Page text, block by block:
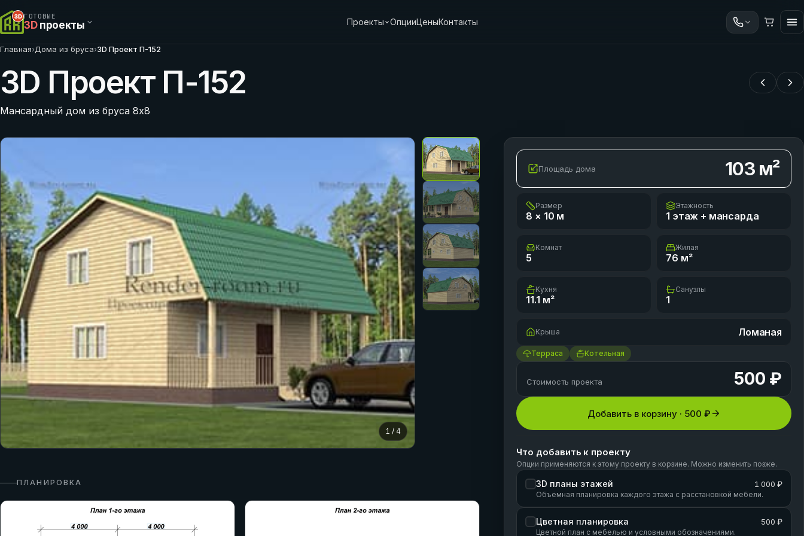
ГОТОВЫЕ
3Dпроекты Проекты ОпцииЦеныКонтакты
Главная›Дома из бруса›3D Проект П-152
3D Проект П-152
Мансардный дом из бруса 8х8
1 /4
ПЛАНИРОВКА
Площадь дома 103м²
Размер
8 × 10 м
Этажность
1 этаж + мансарда
Комнат
5
Жилая
76 м²
Кухня
11.1 м²
Санузлы
1
Крыша Ломаная
Терраса Котельная
Стоимость проекта 500 ₽
Добавить в корзину · 500 ₽
Что добавить к проекту
Опции применяются к этому проекту в корзине. Можно изменить позже.
3D планы этажей 1 000 ₽
Объёмная планировка каждого этажа с расстановкой мебели.
Цветная планировка 500 ₽
Цветной план с мебелью и условными обозначениями.